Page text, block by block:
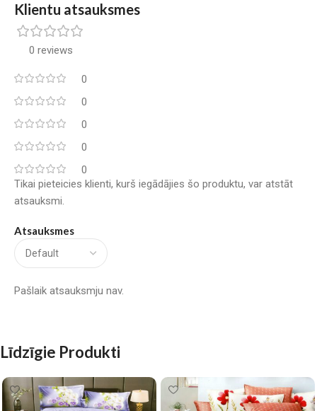
Klientu atsauksmes
0 reviews
0
0
0
0
0
Atsauksmes
Pašlaik atsauksmju nav.
Tikai pieteicies klienti, kurš iegādājies šo produktu, var atstāt
atsauksmi.
Līdzīgie Produkti